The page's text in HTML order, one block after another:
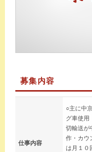
募集内容
仕事内容
○主に中
グ車使用
切輸送が
作・カウ
は月１０